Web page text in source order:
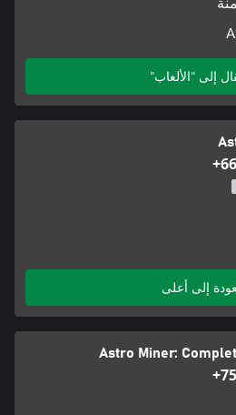
إلى "الألعاب"
إلى أعلى
Astro Miner: